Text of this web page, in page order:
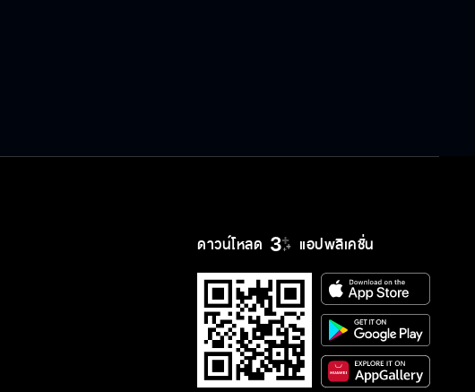
เพราะรัก Ost.เพราะรัก Because of
Love | เลอทัศน์ เกตุสุข (โต Mirrr) |
Official MV
ครึ่งชีวิตที่เหลือจากนี้ Ost.สะใภ้สาย
ดาวน์โหลด แอปพลิเคชั่น